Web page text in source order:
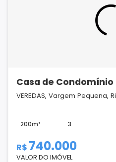
Casa de Condomínio
VEREDAS, Vargem Pequena,
200m² 3
R$ 740.000
VALOR DO IMÓVEL